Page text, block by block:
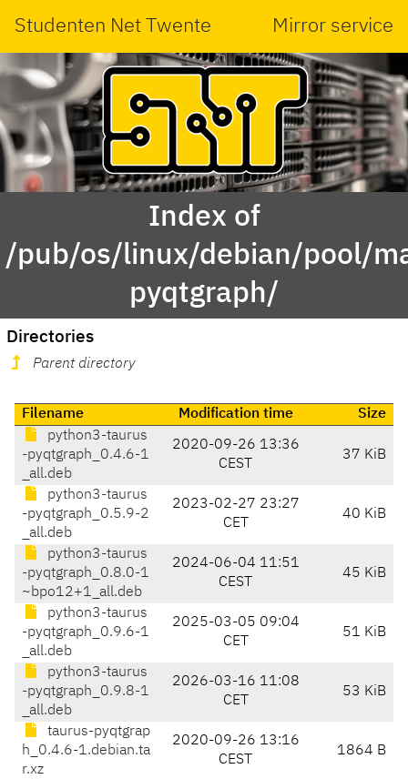
Studenten Net Twente Mirror service
Index of
/pub/os/linux/debian/pool/
pyqtgraph/
Directories
Parent directory
Filename Modification time
Size
python3-taurus
-pyqtgraph_0.4.6-1
_all.deb
2020-09-26 13:36
CEST
37 KiB
python3-taurus
-pyqtgraph_0.5.9-2
_all.deb
2023-02-27 23:27
CET
40 KiB
python3-taurus
-pyqtgraph_0.8.0-1
~bpo12+1_all.deb
2024-06-04 11:51
CEST
45 KiB
python3-taurus
-pyqtgraph_0.9.6-1
_all.deb
2025-03-05 09:04
CET
51 KiB
python3-taurus
-pyqtgraph_0.9.8-1
_all.deb
2026-03-16 11:08
CET
53 KiB
taurus-pyqtgrap
h_0.4.6-1.debian.ta
r.xz
2020-09-26 13:16
CEST
1864 B